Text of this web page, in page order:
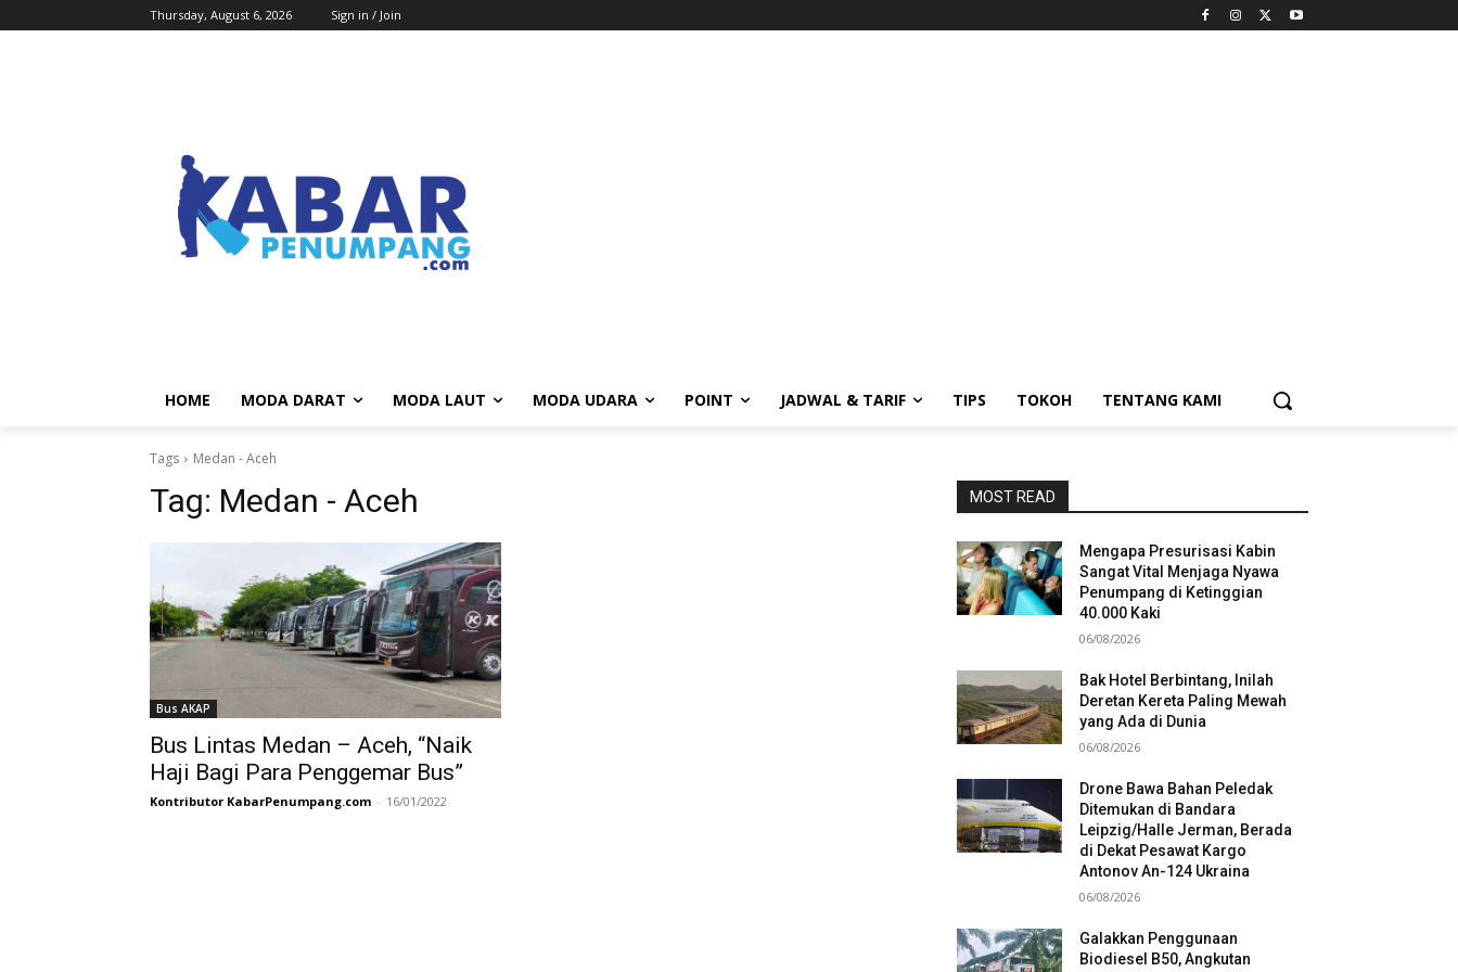
Thursday, August 6, 2026 Sign in / Join
HOME MODA DARAT MODA LAUT MODA UDARA POINT JADWAL & TARIF TIPS TOKOH TENTANG KAMI
Tags Medan - Aceh
Tag: Medan - Aceh
Bus AKAP
Bus Lintas Medan – Aceh, “Naik
Haji Bagi Para Penggemar Bus”
Kontributor KabarPenumpang.com - 16/01/2022
MOST READ
Mengapa Presurisasi Kabin
Sangat Vital Menjaga Nyawa
Penumpang di Ketinggian
40.000 Kaki
06/08/2026
Bak Hotel Berbintang, Inilah
Deretan Kereta Paling Mewah
yang Ada di Dunia
06/08/2026
Drone Bawa Bahan Peledak
Ditemukan di Bandara
Leipzig/Halle Jerman, Berada
di Dekat Pesawat Kargo
Antonov An-124 Ukraina
06/08/2026
Galakkan Penggunaan
Biodiesel B50, Angkutan